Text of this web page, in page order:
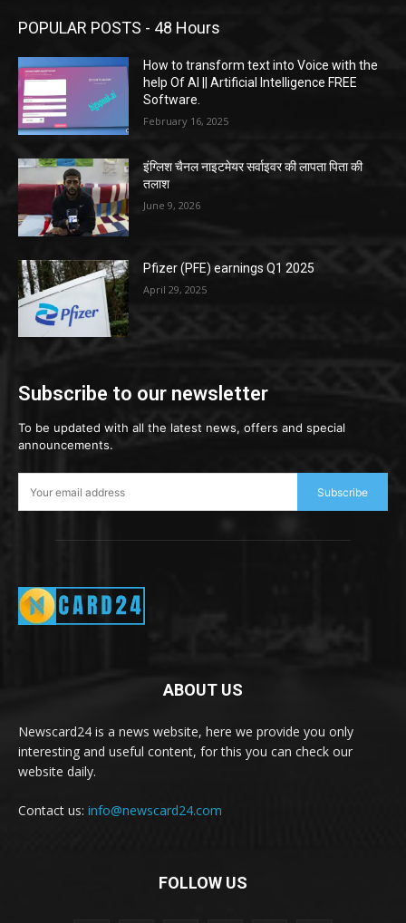
POPULAR POSTS - 48 Hours
How to transform text into Voice with the
help Of AI || Artificial Intelligence FREE
Software.
February 16, 2025
इंग्लिश चैनल नाइटमेयर सर्वाइवर की लापता पिता की
तलाश
June 9, 2026
Pfizer (PFE) earnings Q1 2025
April 29, 2025
Subscribe to our newsletter
To be updated with all the latest news, offers and special
announcements.
Subscribe
ABOUT US
Newscard24 is a news website, here we provide you only
interesting and useful content, for this you can check our
website daily.
Contact us: info@newscard24.com
FOLLOW US